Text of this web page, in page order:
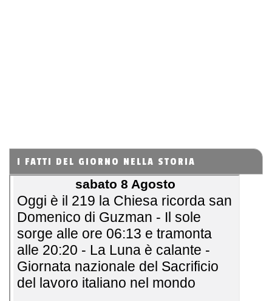
I FATTI DEL GIORNO NELLA STORIA